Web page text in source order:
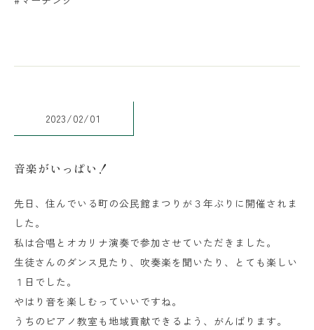
2023/02/01
音楽がいっぱい！
先日、住んでいる町の公民館まつりが３年ぶりに開催されま
した。
私は合唱とオカリナ演奏で参加させていただきました。
生徒さんのダンス見たり、吹奏楽を聞いたり、とても楽しい
１日でした。
やはり音を楽しむっていいですね。
うちのピアノ教室も地域貢献できるよう、がんばります。